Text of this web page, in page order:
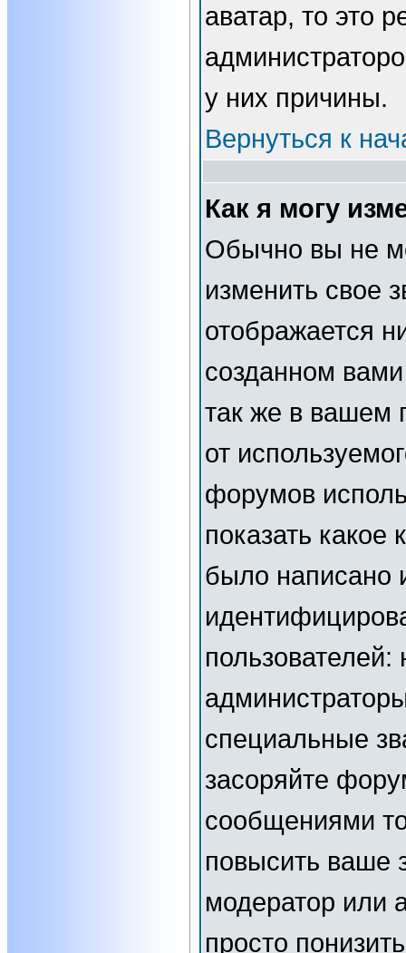
аватар, то это
у них причины.
Вернуться к
Как я могу
Обычно вы не
изменить свое
отображается
созданном
так же в вашем
от
форумов
показать какое
было написано
специальные
засоряйте
сообщениями
повысить ваше
модератор или
просто